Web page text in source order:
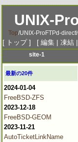
UNIX-
Top/UNIX-ProFTPd-
[ トップ] [ 編集 | 凍結 |
site-1
menu-1
menu-2
menu-3
menu-5
menu-6
最新の20件
2024-01-04
FreeBSD-ZFS
2023-12-18
FreeBSD-GEOM
2023-11-21
AutoTicketLinkName